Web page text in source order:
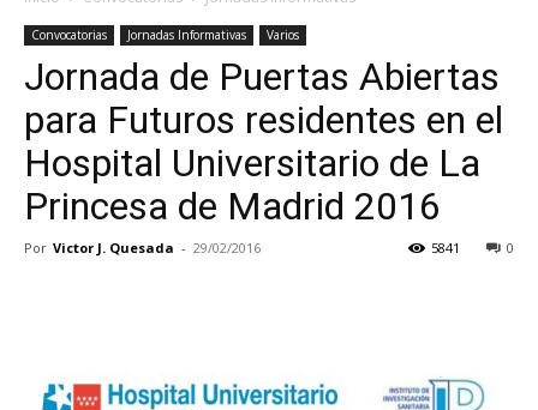
Convocatorias Jornadas Informativas Varios
Jornada de Puertas Abiertas
para Futuros residentes en el
Hospital Universitario de La
Princesa de Madrid 2016
Por Victor J. Quesada - 29/02/2016 0
5841